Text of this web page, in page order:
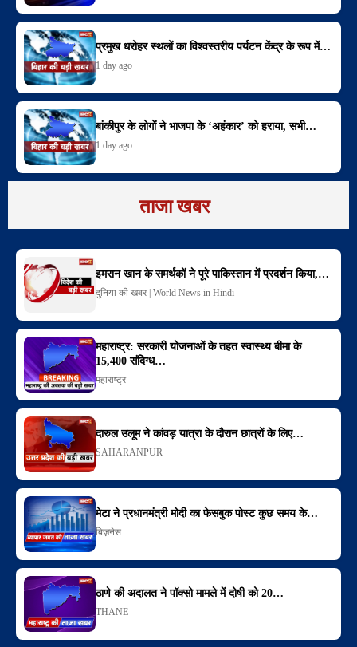
प्रमुख धरोहर स्थलों का विश्वस्तरीय पर्यटन केंद्र के रूप में…
1 day ago
बांकीपुर के लोगों ने भाजपा के ‘अहंकार’ को हराया, सभी…
1 day ago
ताजा खबर
इमरान खान के समर्थकों ने पूरे पाकिस्तान में प्रदर्शन किया,…
दुनिया की खबर | World News in Hindi
महाराष्ट्र: सरकारी योजनाओं के तहत स्वास्थ्य बीमा के
15,400 संदिग्ध…
महाराष्ट्र
दारुल उलूम ने कांवड़ यात्रा के दौरान छात्रों के लिए…
SAHARANPUR
मेटा ने प्रधानमंत्री मोदी का फेसबुक पोस्ट कुछ समय के…
बिज़नेस
ठाणे की अदालत ने पॉक्सो मामले में दोषी को 20…
THANE